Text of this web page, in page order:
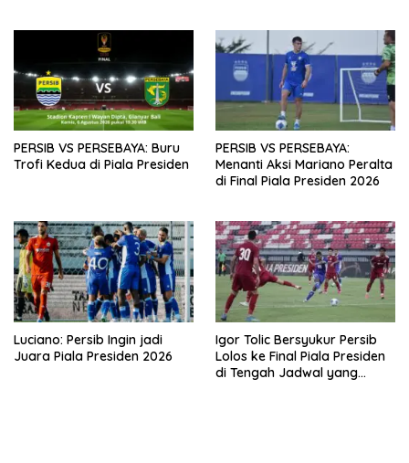
PERSIB VS PERSEBAYA: Buru
Trofi Kedua di Piala Presiden
PERSIB VS PERSEBAYA:
Menanti Aksi Mariano Peralta
di Final Piala Presiden 2026
Luciano: Persib Ingin jadi
Juara Piala Presiden 2026
Igor Tolic Bersyukur Persib
Lolos ke Final Piala Presiden
di Tengah Jadwal yang